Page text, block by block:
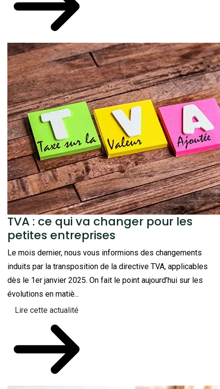
TVA : ce qui va changer pour les
petites entreprises
Le mois dernier, nous vous informions des changements
induits par la transposition de la directive TVA, applicables
dès le 1er janvier 2025. On fait le point aujourd’hui sur les
évolutions en matiè...
Lire cette actualité